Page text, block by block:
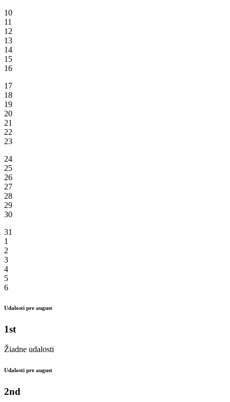
10
11
12
13
14
15
16
17
18
19
20
21
22
23
24
25
26
27
28
29
30
31
1
2
3
4
5
6
Udalosti pre august
1st
Žiadne udalosti
Udalosti pre august
2nd